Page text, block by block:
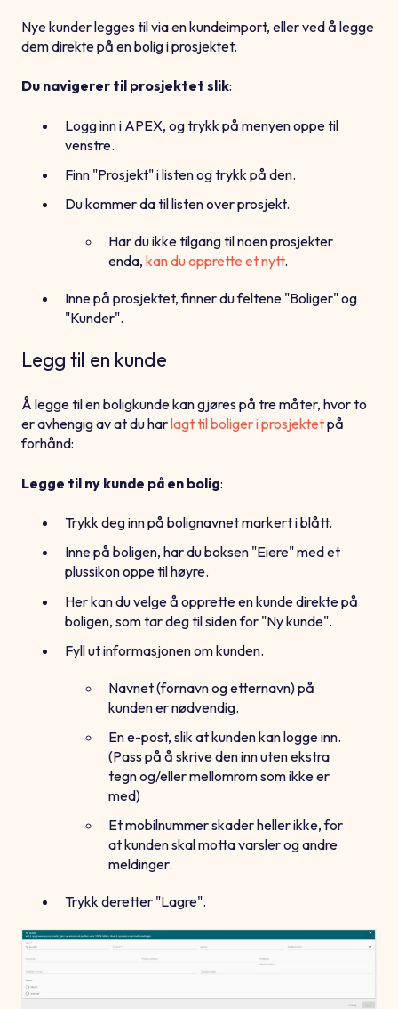
Nye kunder legges til via en kundeimport, eller ved å legge
dem direkte på en bolig i prosjektet.
Du navigerer til prosjektet slik:
Logg inn i APEX, og trykk på menyen oppe til
venstre.
Finn "Prosjekt" i listen og trykk på den.
Du kommer da til listen over prosjekt.
Har du ikke tilgang til noen prosjekter
enda, kan du opprette et nytt.
Inne på prosjektet, finner du feltene "Boliger" og
"Kunder".
Legg til en kunde
Å legge til en boligkunde kan gjøres på tre måter, hvor to
er avhengig av at du harlagt til boliger i prosjektetpå
forhånd:
Legge til ny kunde på en bolig:
Trykk deg inn på bolignavnet markert i blått.
Inne på boligen, har du boksen "Eiere" med et
plussikon oppe til høyre.
Her kan du velge å opprette en kunde direkte på
boligen, som tar deg til siden for "Ny kunde".
Fyll ut informasjonen om kunden.
Navnet (fornavn og etternavn) på
kunden er nødvendig.
En e-post, slik at kunden kan logge inn.
(Pass på å skrive den inn uten ekstra
tegn og/eller mellomrom som ikke er
med)
Et mobilnummer skader heller ikke, for
at kunden skal motta varsler og andre
meldinger.
Trykk deretter "Lagre".